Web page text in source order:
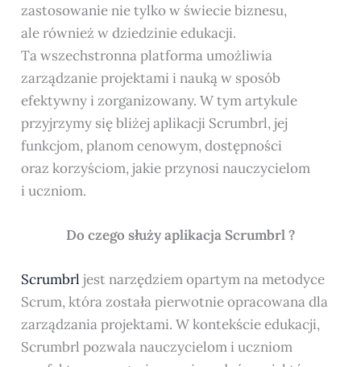
zastosowanie nie tylko w świecie biznesu,
ale również w dziedzinie edukacji.
Ta wszechstronna platforma umożliwia
zarządzanie projektami i nauką w sposób
efektywny i zorganizowany. W tym artykule
przyjrzymy się bliżej aplikacji Scrumbrl, jej
funkcjom, planom cenowym, dostępności
oraz korzyściom, jakie przynosi nauczycielom
i uczniom.
Do czego służy aplikacja Scrumbrl ?
Scrumbrl jest narzędziem opartym na metodyce
Scrum, która została pierwotnie opracowana dla
zarządzania projektami. W kontekście edukacji,
Scrumbrl pozwala nauczycielom i uczniom